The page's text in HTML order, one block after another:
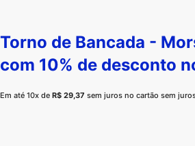
Torno de Bancada -
com 10% de desconto
Em até 10x de R$ 29,37 sem juros no cartão sem